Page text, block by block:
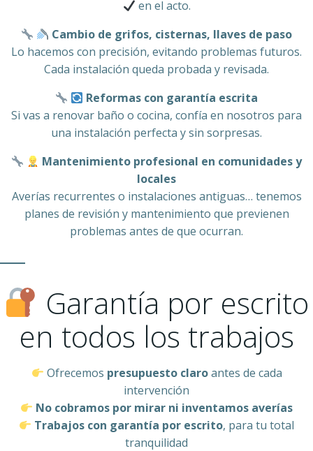
en el acto.
Cambio de grifos, cisternas, llaves de paso
Lo hacemos con precisión, evitando problemas futuros.
Cada instalación queda probada y revisada.
Reformas con garantía escrita
Si vas a renovar baño o cocina, confía en nosotros para
una instalación perfecta y sin sorpresas.
Mantenimiento profesional en comunidades y
locales
Averías recurrentes o instalaciones antiguas… tenemos
planes de revisión y mantenimiento que previenen
problemas antes de que ocurran.
Garantía por escrito
en todos los trabajos
Ofrecemos presupuesto claroantes de cada
intervención
No cobramos por mirar ni inventamos averías
Trabajos con garantía por escrito, para tu total
tranquilidad